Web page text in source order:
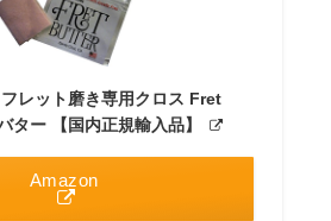
レット磨き専用クロス Fret
ター 【国内正規輸入品】
Amazon